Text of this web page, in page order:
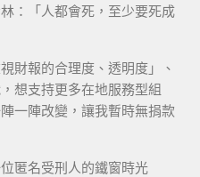
：「人都會死，至少要死成
財報的合理度、透明度」、
想支持更多在地服務型組
一陣改變，讓我暫時無捐款
匿名受刑人的鐵窗時光